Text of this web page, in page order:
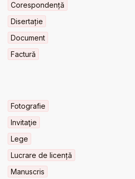
Corespondență
Disertație
Document
Factură
Fotografie
Invitaţie
Lege
Lucrare de licență
Manuscris